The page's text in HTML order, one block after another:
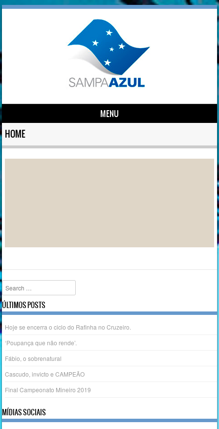
MENU
Skip to content
HOME
Search
ÚLTIMOS POSTS
Hoje se encerra o ciclo do Rafinha no Cruzeiro.
‘Poupança que não rende’.
Fábio, o sobrenatural
Cascudo, invicto e CAMPEÃO
Final Campeonato Mineiro 2019
MÍDIAS SOCIAIS